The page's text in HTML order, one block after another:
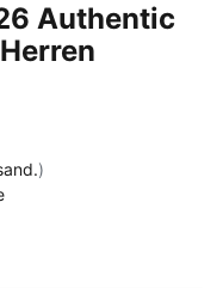
Authentic
)